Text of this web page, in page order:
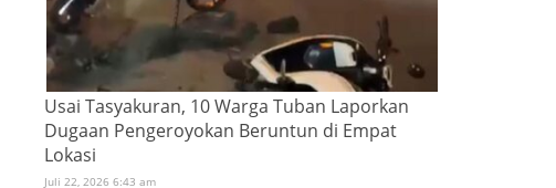
Usai Tasyakuran, 10 Warga Tuban Laporkan
Dugaan Pengeroyokan Beruntun di Empat
Lokasi
Juli 22, 2026 6:43 am